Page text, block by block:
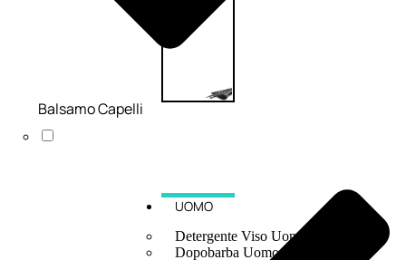
UOMO
Detergente Viso Uomo
Dopobarba Uomo
Balsamo Capelli